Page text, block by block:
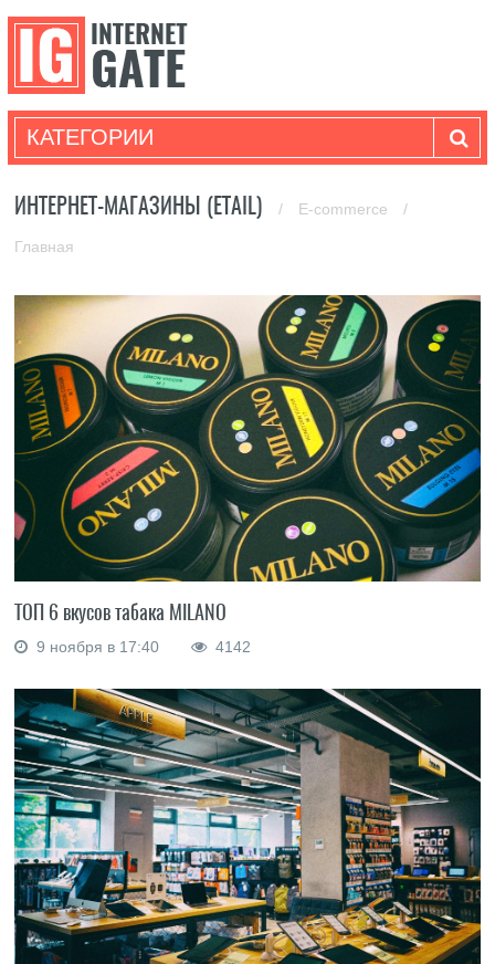
КАТЕГОРИИ
ИНТЕРНЕТ-МАГАЗИНЫ (ETAIL) / E-commerce /
Главная
ТОП 6 вкусов табака MILANO
9 ноября в 17:40 4142